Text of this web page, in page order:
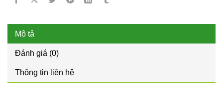
Mô tả
Đánh giá (0)
Thông tin liên hệ